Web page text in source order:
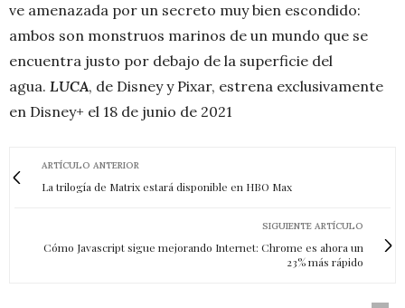
ve amenazada por un secreto muy bien escondido:
ambos son monstruos marinos de un mundo que se
encuentra justo por debajo de la superficie del
agua. LUCA, de Disney y Pixar, estrena exclusivamente
en Disney+ el 18 de junio de 2021
ARTÍCULO ANTERIOR
La trilogía de Matrix estará disponible en HBO Max
SIGUIENTE ARTÍCULO
Cómo Javascript sigue mejorando Internet: Chrome es ahora un
23% más rápido